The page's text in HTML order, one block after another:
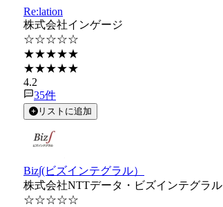
Re:lation
株式会社インゲージ
☆☆☆☆☆
★★★★★
★★★★★
4.2
35件
リストに追加
Biz∫(ビズインテグラル）
株式会社NTTデータ・ビズインテグラル
☆☆☆☆☆